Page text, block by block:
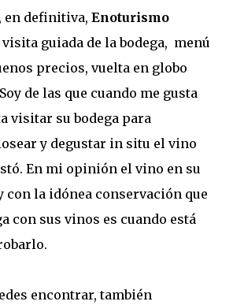
en definitiva, Enoturismo
guiada de la bodega, menú
precios, vuelta en globo
de las que cuando me gusta
visitar su bodega para
y degustar in situ el vino
En mi opinión el vino en su
con la idónea conservación que
con sus vinos es cuando está
encontrar, también